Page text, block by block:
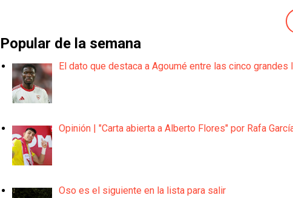
Popular de la semana
El dato que destaca a Agoumé entre las cinco grandes
Opinión | "Carta abierta a Alberto Flores" por Rafa
Oso es el siguiente en la lista para salir